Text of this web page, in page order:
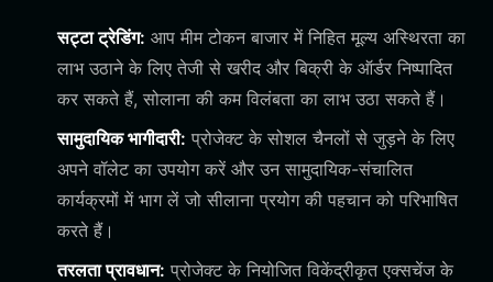
सट्टा ट्रेडिंग: आप मीम टोकन बाजार में निहित मूल्य अस्थिरता का
लाभ उठाने के लिए तेजी से खरीद और बिक्री के ऑर्डर निष्पादित
कर सकते हैं, सोलाना की कम विलंबता का लाभ उठा सकते हैं।
सामुदायिक भागीदारी: प्रोजेक्ट के सोशल चैनलों से जुड़ने के लिए
अपने वॉलेट का उपयोग करें और उन सामुदायिक-संचालित
कार्यक्रमों में भाग लें जो सीलाना प्रयोग की पहचान को परिभाषित
करते हैं।
तरलता प्रावधान: प्रोजेक्ट के नियोजित विकेंद्रीकृत एक्सचेंज के